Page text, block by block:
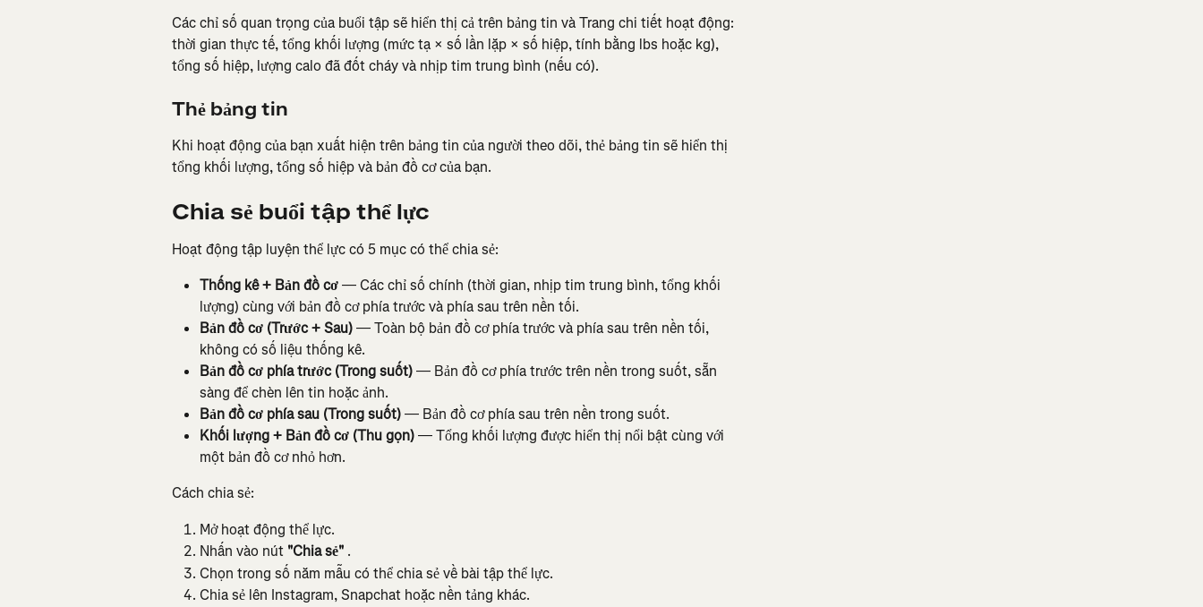
Các chỉ số quan trọng của buổi tập sẽ hiển thị cả trên bảng tin và Trang chi tiết hoạt động:
thời gian thực tế, tổng khối lượng (mức tạ × số lần lặp × số hiệp, tính bằng lbs hoặc kg),
tổng số hiệp, lượng calo đã đốt cháy và nhịp tim trung bình (nếu có).
Thẻ bảng tin
Khi hoạt động của bạn xuất hiện trên bảng tin của người theo dõi, thẻ bảng tin sẽ hiển thị
tổng khối lượng, tổng số hiệp và bản đồ cơ của bạn.
Chia sẻ buổi tập thể lực
Hoạt động tập luyện thể lực có 5 mục có thể chia sẻ:
Thống kê + Bản đồ cơ — Các chỉ số chính (thời gian, nhịp tim trung bình, tổng khối
lượng) cùng với bản đồ cơ phía trước và phía sau trên nền tối.
Bản đồ cơ (Trước + Sau) — Toàn bộ bản đồ cơ phía trước và phía sau trên nền tối,
không có số liệu thống kê.
Bản đồ cơ phía trước (Trong suốt) — Bản đồ cơ phía trước trên nền trong suốt, sẵn
sàng để chèn lên tin hoặc ảnh.
Bản đồ cơ phía sau (Trong suốt) — Bản đồ cơ phía sau trên nền trong suốt.
Khối lượng + Bản đồ cơ (Thu gọn) — Tổng khối lượng được hiển thị nổi bật cùng với
một bản đồ cơ nhỏ hơn.
Cách chia sẻ:
Mở hoạt động thể lực.
Nhấn vào nút "Chia sẻ" .
Chọn trong số năm mẫu có thể chia sẻ về bài tập thể lực.
Chia sẻ lên Instagram, Snapchat hoặc nền tảng khác.